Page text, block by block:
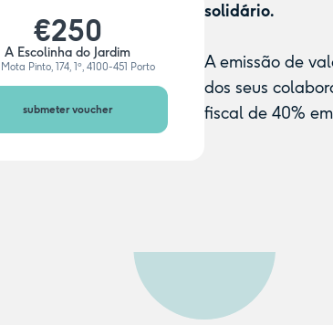
€250
A Escolinha do Jardim
Pinto, 174, 1º, 4100-451 Porto
submeter voucher
solidário.
A emissão de
dos seus
fiscal de 40%